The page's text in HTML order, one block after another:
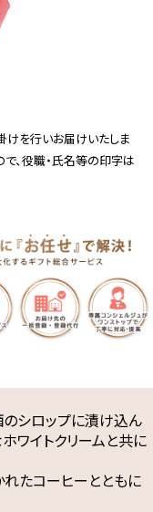
けを行いお届けいたしま
、役職・氏名等の印字は
のシロップに漬け込ん
ワイトクリームと共に
たコーヒーとともに